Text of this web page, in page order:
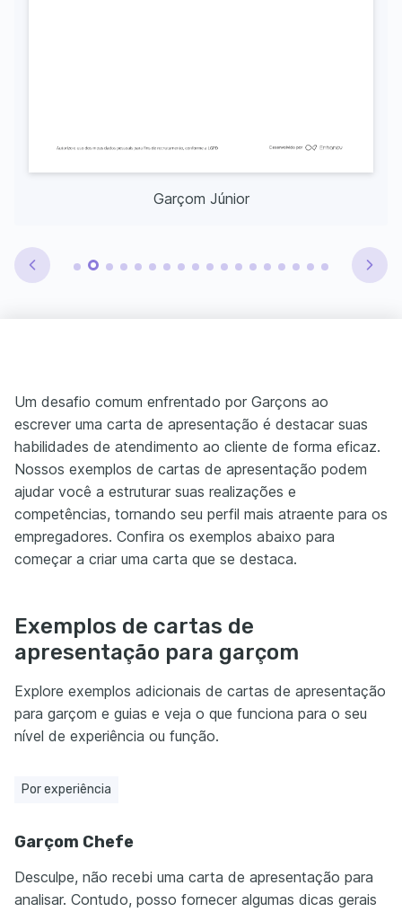
Garçom Júnior
Um desafio comum enfrentado por Garçons ao
escrever uma carta de apresentação é destacar suas
habilidades de atendimento ao cliente de forma eficaz.
Nossos exemplos de cartas de apresentação podem
ajudar você a estruturar suas realizações e
competências, tornando seu perfil mais atraente para os
empregadores. Confira os exemplos abaixo para
começar a criar uma carta que se destaca.
Exemplos de cartas de
apresentação para garçom
Explore exemplos adicionais de cartas de apresentação
para garçom e guias e veja o que funciona para o seu
nível de experiência ou função.
Por experiência
Garçom Chefe
Desculpe, não recebi uma carta de apresentação para
analisar. Contudo, posso fornecer algumas dicas gerais